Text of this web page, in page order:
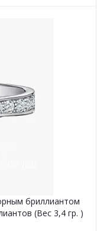
бриллиантом
(Вес 3,4 гр. )